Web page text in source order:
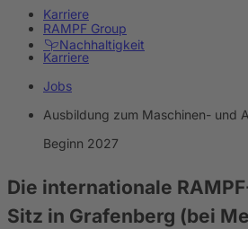
Karriere
Nachhaltigkeit
RAMPF Group
Karriere
Jobs
Ausbildung zum Maschinen- und
Beginn 2027
Die internationale
Sitz in Grafenberg (bei